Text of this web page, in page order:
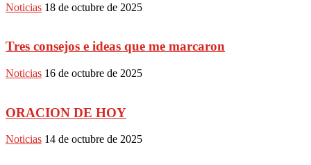
Noticias 18 de octubre de 2025
Tres consejos e ideas que me marcaron
Noticias 16 de octubre de 2025
ORACION DE HOY
Noticias 14 de octubre de 2025